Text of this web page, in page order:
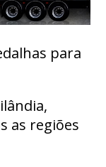
para
as regiões